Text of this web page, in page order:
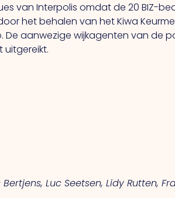
van Interpolis omdat de 20 BIZ-
het behalen van het Kiwa
aanwezige wijkagenten van de
uitgereikt.
Luc Seetsen, Lidy Rutten,